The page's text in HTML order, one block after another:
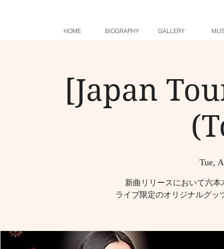
HOME BIOGRAPHY GALLERY
[Japan
Tue,
新曲リリースにおいて六本